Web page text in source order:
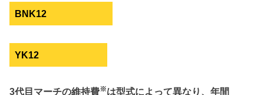
BNK12
YK12
3代目マーチの維持費※は型式によって異なり、年間